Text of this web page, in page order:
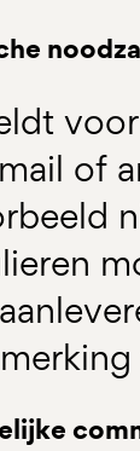
of